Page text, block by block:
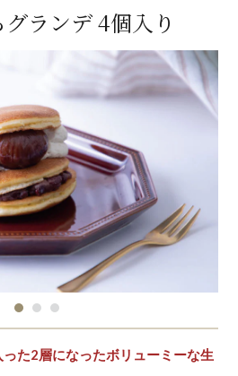
ランデ 4個入り
た2層になったボリューミーな生